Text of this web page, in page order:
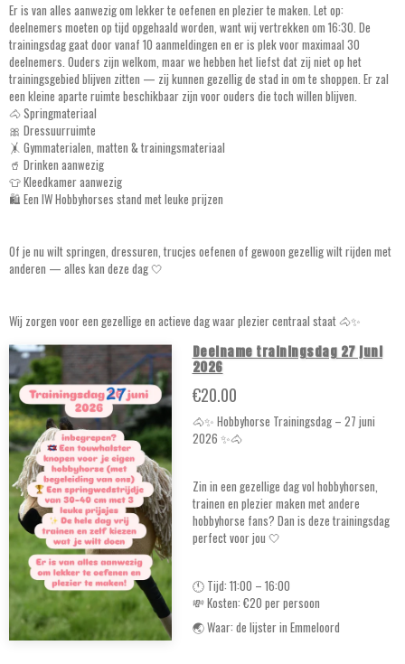
Er is van alles aanwezig om lekker te oefenen en plezier te maken. Let op:
deelnemers moeten op tijd opgehaald worden, want wij vertrekken om 16:30. De
trainingsdag gaat door vanaf 10 aanmeldingen en er is plek voor maximaal 30
deelnemers. Ouders zijn welkom, maar we hebben het liefst dat zij niet op het
trainingsgebied blijven zitten — zij kunnen gezellig de stad in om te shoppen. Er zal
een kleine aparte ruimte beschikbaar zijn voor ouders die toch willen blijven.
🐴 Springmateriaal
🎀 Dressuurruimte
🤸 Gymmaterialen, matten & trainingsmateriaal
🥤 Drinken aanwezig
👕 Kleedkamer aanwezig
🛍️ Een IW Hobbyhorses stand met leuke prijzen
Of je nu wilt springen, dressuren, trucjes oefenen of gewoon gezellig wilt rijden met
anderen — alles kan deze dag 🤍
Wij zorgen voor een gezellige en actieve dag waar plezier centraal staat 🐴✨
Deelname trainingsdag 27 juni
2026
€20.00
🐴✨ Hobbyhorse Trainingsdag – 27 juni
2026 ✨🐴
Zin in een gezellige dag vol hobbyhorsen,
trainen en plezier maken met andere
hobbyhorse fans? Dan is deze trainingsdag
perfect voor jou 🤍
🕚 Tijd: 11:00 – 16:00
💸 Kosten: €20 per persoon
🌏 Waar: de lijster in Emmeloord